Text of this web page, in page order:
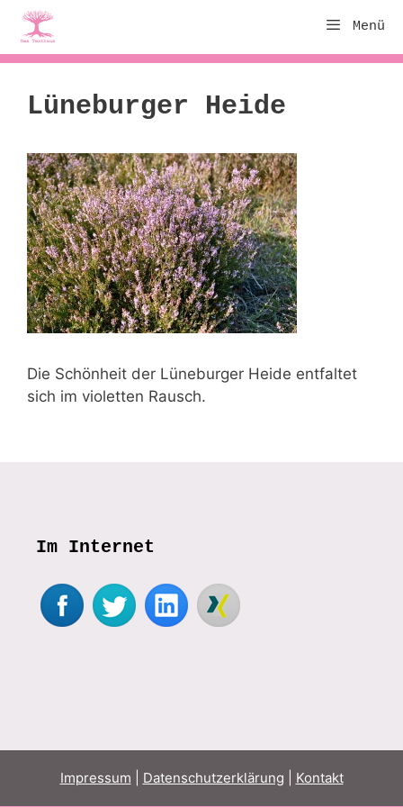
Zum
Inhalt
springen
Menü
Lüneburger Heide
Die Schönheit der Lüneburger Heide entfaltet
sich im violetten Rausch.
Im Internet
Impressum Datenschutzerklärung Kontakt